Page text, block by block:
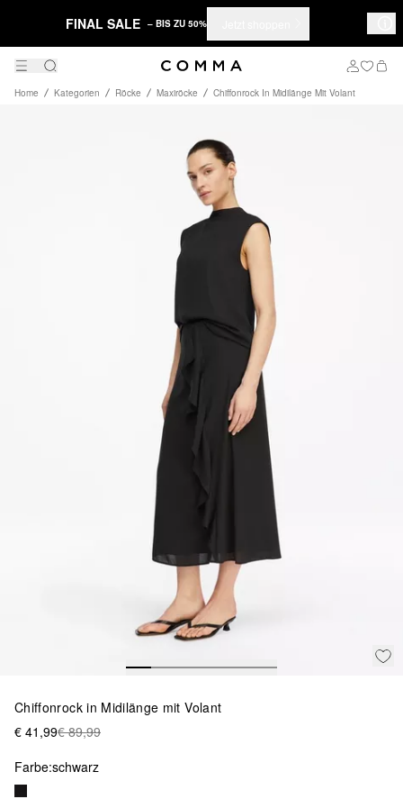
FINAL SALE – BIS ZU 50%
Home Kategorien Röcke Maxiröcke Chiffonrock In Midilänge Mit Volant
Chiffonrock in Midilänge mit Volant
€ 41,99€ 89,99
Farbe:schwarz